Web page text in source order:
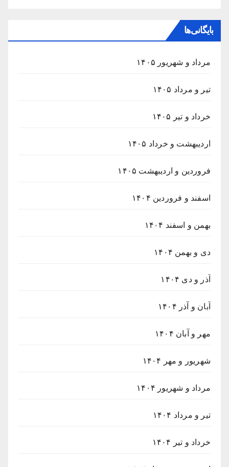
بایگانی‌ها
مرداد و شهریور ۱۴۰۵
تیر و مرداد ۱۴۰۵
خرداد و تیر ۱۴۰۵
اردیبهشت و خرداد ۱۴۰۵
فروردین و اردیبهشت ۱۴۰۵
اسفند و فروردین ۱۴۰۴
بهمن و اسفند ۱۴۰۴
دی و بهمن ۱۴۰۴
آذر و دی ۱۴۰۴
آبان و آذر ۱۴۰۴
مهر و آبان ۱۴۰۴
شهریور و مهر ۱۴۰۴
مرداد و شهریور ۱۴۰۴
تیر و مرداد ۱۴۰۴
خرداد و تیر ۱۴۰۴